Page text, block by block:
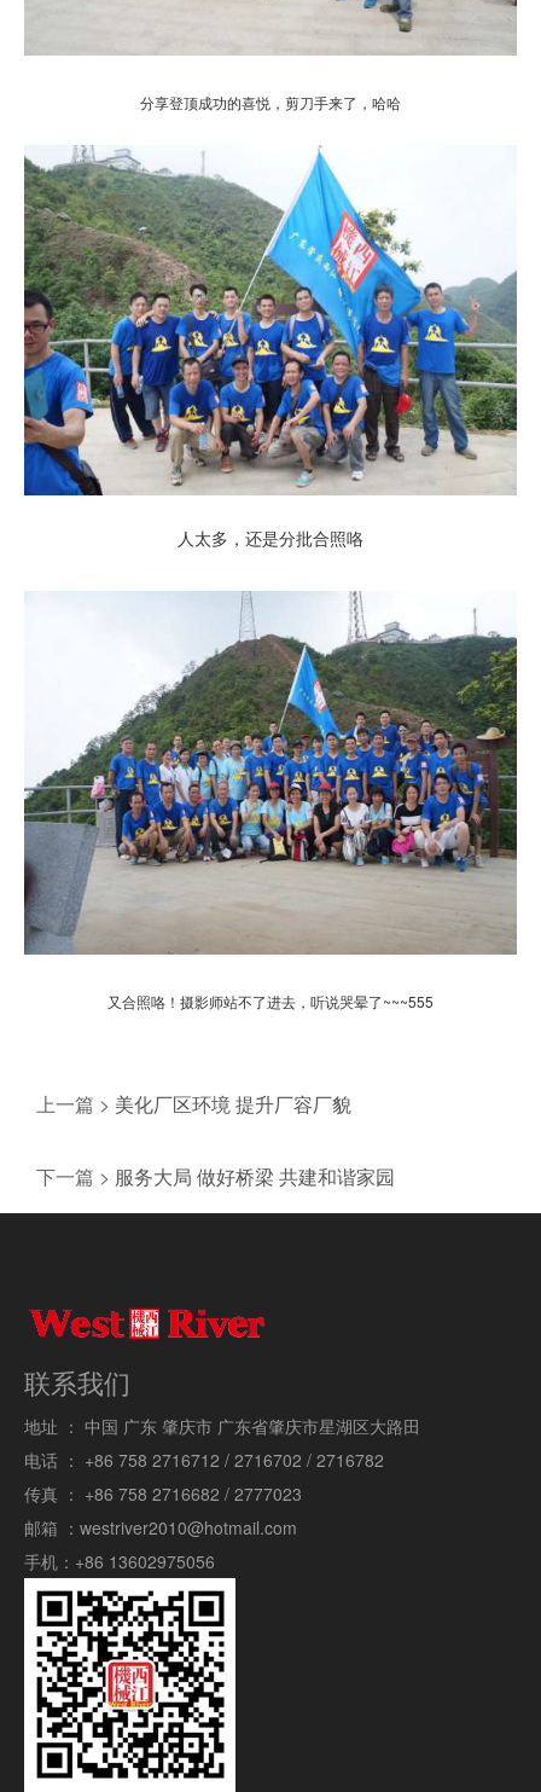
分享登顶成功的喜悦，剪刀手来了，哈哈
人太多，还是分批合照咯
又合照咯！摄影师站不了进去，听说哭晕了~~~555
上一篇 > 美化厂区环境 提升厂容厂貌
下一篇 > 服务大局 做好桥梁 共建和谐家园
联系我们
地址 ： 中国 广东 肇庆市 广东省肇庆市星湖区大路田
电话 ： +86 758 2716712 / 2716702 / 2716782
传真 ： +86 758 2716682 / 2777023
邮箱 ： westriver2010@hotmail.com
手机： +86 13602975056